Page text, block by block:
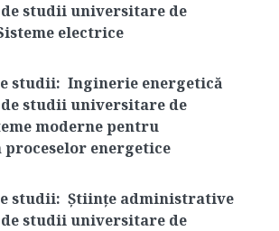
studii universitare de
electrice
studii: Inginerie energetică
studii universitare de
moderne pentru
proceselor energetice
studii: Științe administrative
studii universitare de